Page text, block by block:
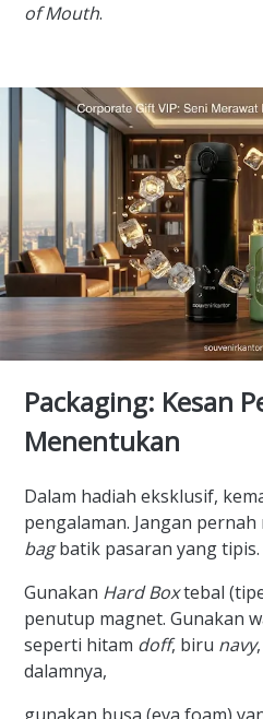
of Mouth.
Packaging: Kesan
Menentukan
Dalam hadiah eksklusif,
pengalaman. Jangan
bagbatik pasaran yang tipis.
Gunakan Hard Boxtebal
penutup magnet. Gunakan
seperti hitam doff, biru navy
dalamnya,